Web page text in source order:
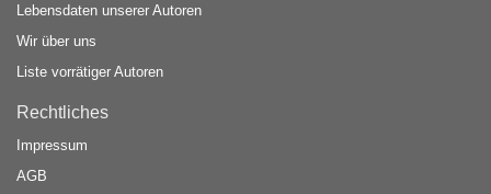
Lebensdaten unserer Autoren
Wir über uns
Liste vorrätiger Autoren
Rechtliches
Impressum
AGB